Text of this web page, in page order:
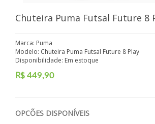
Chuteira Puma Futsal Future 8
Marca: Puma
Modelo: Chuteira Puma Futsal Future 8 Play
Disponibilidade: Em estoque
R$ 449,90
OPCÕES DISPONÍVEIS